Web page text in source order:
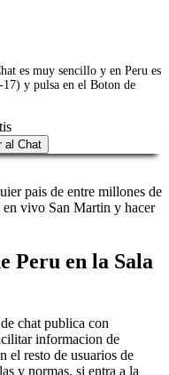
es muy sencillo y en Peru es
y pulsa en el Boton de
al Chat
pais de entre millones de
en vivo San Martin y hacer
Peru en la Sala
chat publica con
informacion de
el resto de usuarios de
y normas, si entra a la